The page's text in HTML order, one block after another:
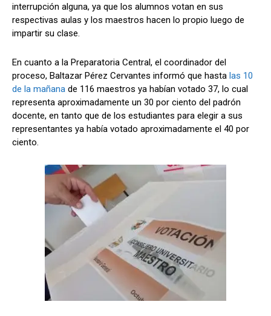
interrupción alguna, ya que los alumnos votan en sus
respectivas aulas y los maestros hacen lo propio luego de
impartir su clase.
En cuanto a la Preparatoria Central, el coordinador del
proceso, Baltazar Pérez Cervantes informó que hasta las 10
de la mañana de 116 maestros ya habían votado 37, lo cual
representa aproximadamente un 30 por ciento del padrón
docente, en tanto que de los estudiantes para elegir a sus
representantes ya había votado aproximadamente el 40 por
ciento.